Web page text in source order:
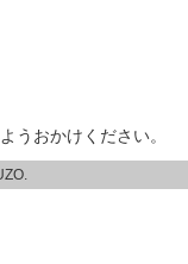
うおかけください。